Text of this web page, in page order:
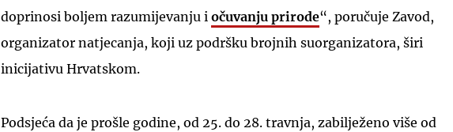
doprinosi boljem razumijevanju i očuvanju prirode“, poručuje Zavod,
organizator natjecanja, koji uz podršku brojnih suorganizatora, širi
inicijativu Hrvatskom.
Podsjeća da je prošle godine, od 25. do 28. travnja, zabilježeno više od